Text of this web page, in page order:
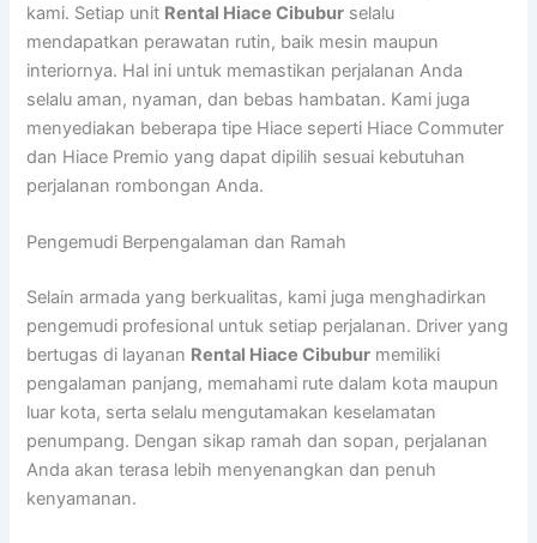
kami. Setiap unit Rental Hiace Cibubur selalu
mendapatkan perawatan rutin, baik mesin maupun
interiornya. Hal ini untuk memastikan perjalanan Anda
selalu aman, nyaman, dan bebas hambatan. Kami juga
menyediakan beberapa tipe Hiace seperti Hiace Commuter
dan Hiace Premio yang dapat dipilih sesuai kebutuhan
perjalanan rombongan Anda.
Pengemudi Berpengalaman dan Ramah
Selain armada yang berkualitas, kami juga menghadirkan
pengemudi profesional untuk setiap perjalanan. Driver yang
bertugas di layanan Rental Hiace Cibubur memiliki
pengalaman panjang, memahami rute dalam kota maupun
luar kota, serta selalu mengutamakan keselamatan
penumpang. Dengan sikap ramah dan sopan, perjalanan
Anda akan terasa lebih menyenangkan dan penuh
kenyamanan.